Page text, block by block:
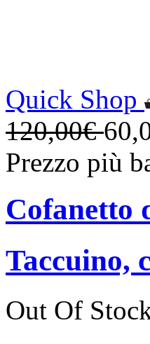
Quick Shop
120,00€
Prezzo più
Cofanetto
Taccuino,
Out Of